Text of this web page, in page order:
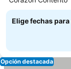
Elige fechas
Opción destacada